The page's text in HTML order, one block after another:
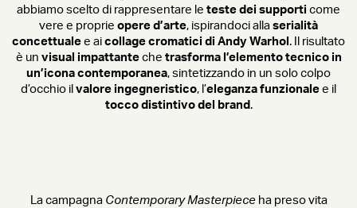
abbiamo scelto di rappresentare le teste dei supporti come
vere e proprie opere d’arte, ispirandoci alla serialità
concettuale e ai collage cromatici di Andy Warhol . Il risultato
è un visual impattanteche trasforma l’elemento tecnico in
un’icona contemporanea, sintetizzando in un solo colpo
d’occhio il valore ingegneristico, l’eleganza funzionale e il
tocco distintivo del brand .
La campagna Contemporary Masterpieceha preso vita